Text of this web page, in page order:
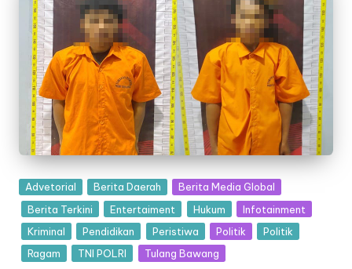
Posted
in
Advetorial Berita Daerah
Berita Media Global
Berita Terkini
Entertaiment Hukum
Infotainment
Kriminal
Pendidikan Peristiwa Politik
Politik
Ragam
TNI POLRI Tulang Bawang